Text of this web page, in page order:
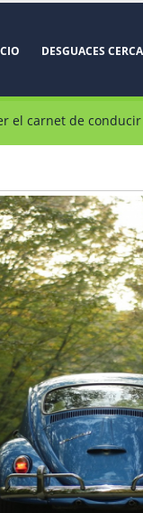
DESGUACES
el carnet de conducir